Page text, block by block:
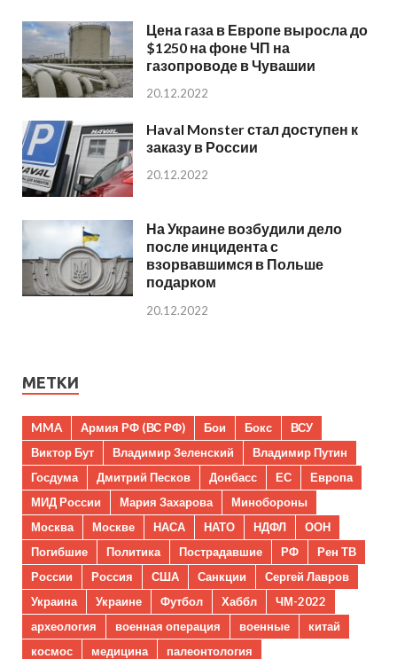
Цена газа в Европе выросла до
$1250 на фоне ЧП на
газопроводе в Чувашии
20.12.2022
Haval Monster стал доступен к
заказу в России
20.12.2022
На Украине возбудили дело
после инцидента с
взорвавшимся в Польше
подарком
20.12.2022
МЕТКИ
MMA Армия РФ (ВС РФ) Бои Бокс
ВСУ
Виктор Бут
Владимир Зеленский
Владимир Путин
Госдума
Дмитрий Песков Донбасс ЕС
Европа
МИД России
Мария Захарова
Минобороны
Москва
Москве НАСА НАТО НДФЛ
ООН
Погибшие
Политика Пострадавшие РФ
Рен ТВ
России
Россия США Санкции
Сергей Лавров
Украина
Украине Футбол Хаббл
ЧМ-2022
археология
военная операция военные
китай
космос
медицина
палеонтология